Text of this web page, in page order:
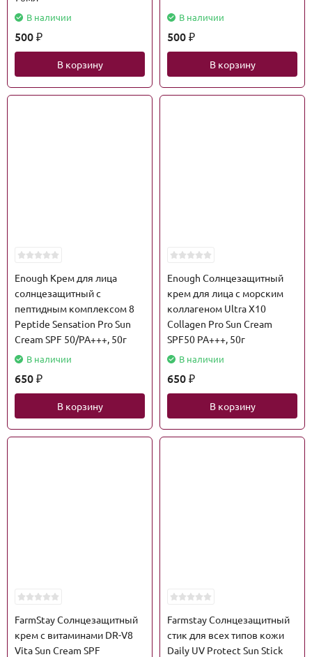
В наличии
500 ₽
В корзину
В наличии
500 ₽
В корзину
Enough Крем для лица
солнцезащитный с
пептидным комплексом 8
Peptide Sensation Pro Sun
Cream SPF 50/PA+++, 50г
В наличии
650 ₽
В корзину
Enough Солнцезащитный
крем для лица с морским
коллагеном Ultra X10
Collagen Pro Sun Cream
SPF50 PA+++, 50г
В наличии
650 ₽
В корзину
FarmStay Солнцезащитный
крем с витаминами DR-V8
Vita Sun Cream SPF
Farmstay Солнцезащитный
стик для всех типов кожи
Daily UV Protect Sun Stick